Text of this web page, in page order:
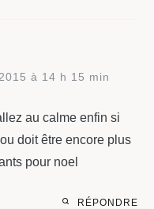
à 14 h 15 min
au calme enfin si
doit être encore plus
pour noel
RÉPONDRE